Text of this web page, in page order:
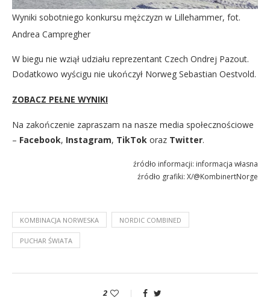
Wyniki sobotniego konkursu mężczyzn w Lillehammer, fot.
Andrea Campregher
W biegu nie wziął udziału reprezentant Czech Ondrej Pazout.
Dodatkowo wyścigu nie ukończył Norweg Sebastian Oestvold.
ZOBACZ PEŁNE WYNIKI
Na zakończenie zapraszam na nasze media społecznościowe
– Facebook, Instagram, TikTok oraz Twitter.
źródło informacji: informacja własna
źródło grafiki: X/@KombinertNorge
KOMBINACJA NORWESKA NORDIC COMBINED
PUCHAR ŚWIATA
2